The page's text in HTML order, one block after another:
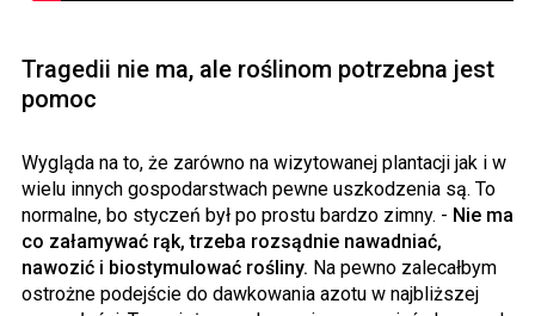
Tragedii nie ma, ale roślinom potrzebna jest
pomoc
Wygląda na to, że zarówno na wizytowanej plantacji jak i w
wielu innych gospodarstwach pewne uszkodzenia są. To
normalne, bo styczeń był po prostu bardzo zimny. - Nie ma
co załamywać rąk, trzeba rozsądnie nawadniać,
nawozić i biostymulować rośliny. Na pewno zalecałbym
ostrożne podejście do dawkowania azotu w najbliższej